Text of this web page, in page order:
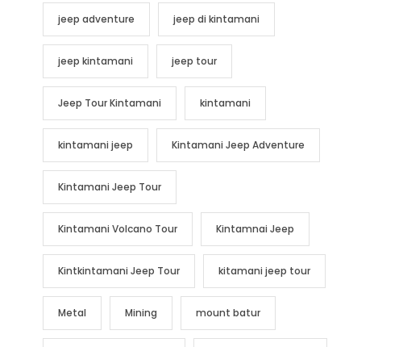
jeep adventure jeep di kintamani
jeep kintamani jeep tour
Jeep Tour Kintamani kintamani
kintamani jeep Kintamani Jeep Adventure
Kintamani Jeep Tour
Kintamani Volcano Tour Kintamnai Jeep
Kintkintamani Jeep Tour kitamani jeep tour
Metal Mining mount batur